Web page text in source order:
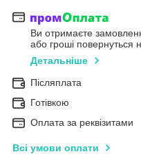
Ви отримаєте
або гроші повернуться
Детальніше
Післяплата
Готівкою
Оплата за реквізитами
Всі умови оплати